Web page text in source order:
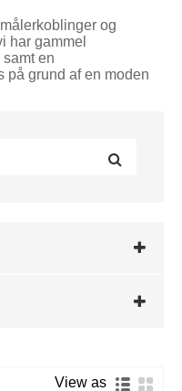
og
har gammel
en
på grund af en moden
View as